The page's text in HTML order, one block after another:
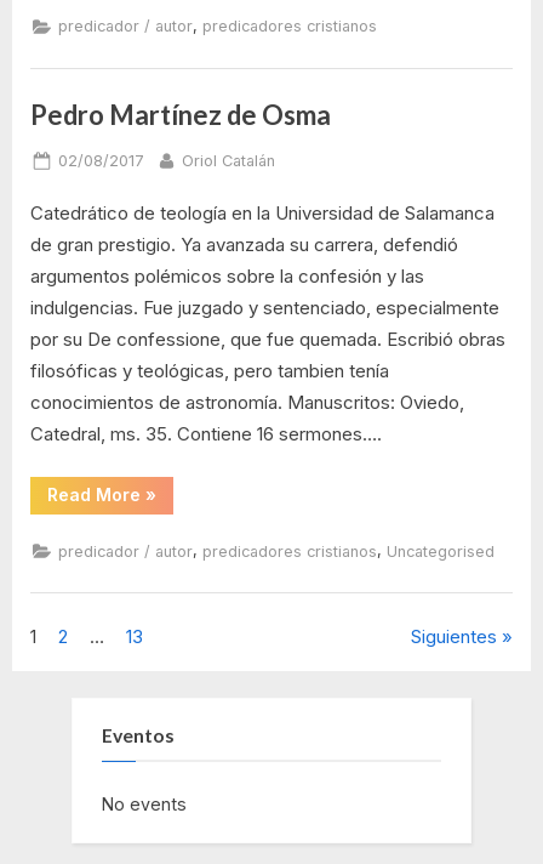
predicador / autor, predicadores cristianos
Pedro Martínez de Osma
Posted
02/08/2017 By
Oriol Catalán
Catedrático de teología en la Universidad de Salamanca
de gran prestigio. Ya avanzada su carrera, defendió
argumentos polémicos sobre la confesión y las
indulgencias. Fue juzgado y sentenciado, especialmente
por su De confessione, que fue quemada. Escribió obras
filosóficas y teológicas, pero tambien tenía
conocimientos de astronomía. Manuscritos: Oviedo,
Catedral, ms. 35. Contiene 16 sermones….
Read More “Pedro
Martínez
Osma”
»
predicador / autor, predicadores cristianos, Uncategorised
Navegación
entradas
1 2 … 13 Siguientes
Eventos
No events